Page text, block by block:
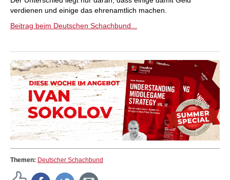
verdienen und einige das ehrenamtlich machen.
Beitrag beim Deutschen Schachbund...
Themen: Deutscher Schachbund